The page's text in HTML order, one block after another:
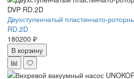
Двухступенчатый пластинчато-
RD.2D
180200 ₽
В корзину